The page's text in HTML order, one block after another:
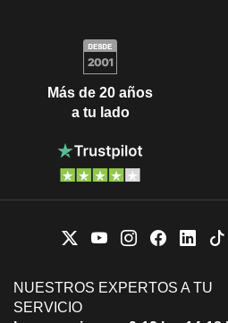
Más de 20 años
a tu lado
NUESTROS EXPERTOS A TU
SERVICIO